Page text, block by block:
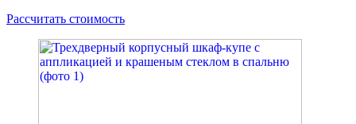
Рассчитать стоимость